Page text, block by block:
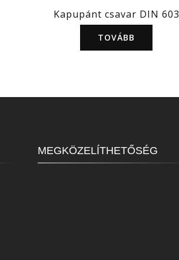
Kapupánt csavar DIN 603
TOVÁBB
MEGKÖZELÍTHETŐSÉG